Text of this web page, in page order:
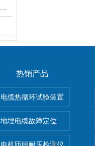
热销产品
电缆热循环试验装置
地埋电缆故障定位仪 地下电